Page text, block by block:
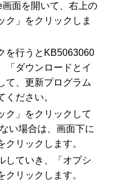
面を開いて、右上の
ク」をクリックしま
を行うとKB5063060
「ダウンロードとイ
て、更新プログラム
ください。
ク」をクリックして
い場合は、画面下に
クリックします。
していき、「オプシ
クリックします。